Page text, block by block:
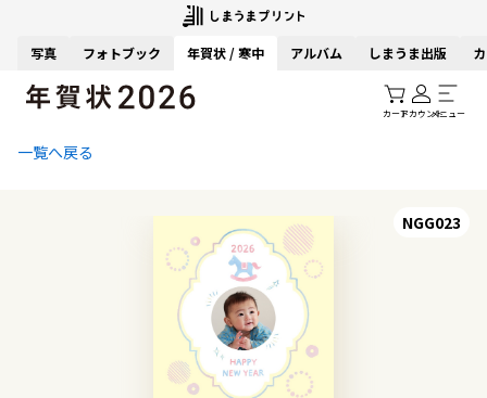
写真 フォトブック 年賀状 / 寒中 アルバム しまうま出版
カートアカウントメニュー
一覧へ戻る
NGG023